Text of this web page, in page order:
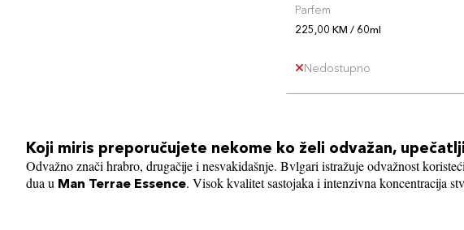
Parfem
225,00 KM / 60ml
Nedostupno
Koji miris preporučujete nekome ko želi odvažan,
Odvažno znači hrabro, drugačije i nesvakidašnje. Bvlgari istražuje odvažnost
dua u Man Terrae Essence. Visok kvalitet sastojaka i intenzivna koncentracija